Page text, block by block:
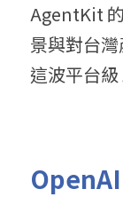
AgentKit
景與對台
這波平台級
OpenAI